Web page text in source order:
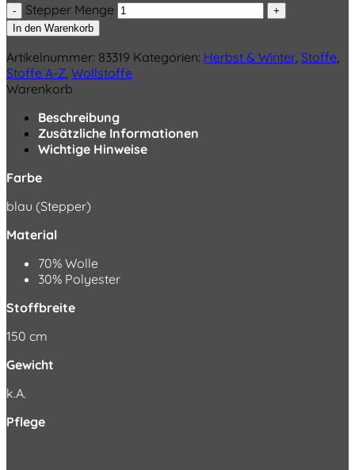
Stepper Menge
In den Warenkorb
Artikelnummer: 83319 Kategorien: Herbst & Winter Stoffe
Stoffe A-Z Wollstoffe
Warenkorb
Beschreibung
Zusätzliche Informationen
Wichtige Hinweise
Farbe
blau (Stepper)
Material
70% Wolle
30% Polyester
Stoffbreite
150 cm
Gewicht
k.A.
Pflege